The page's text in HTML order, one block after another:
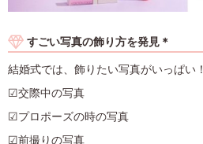
すごい写真の飾り方を発見＊
結婚式では、飾りたい写真がいっぱい！
☑︎交際中の写真
☑︎プロポーズの時の写真
☑︎前撮りの写真